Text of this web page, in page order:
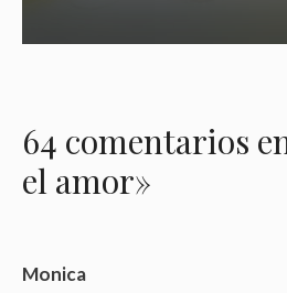
64 comentarios
el amor»
Monica